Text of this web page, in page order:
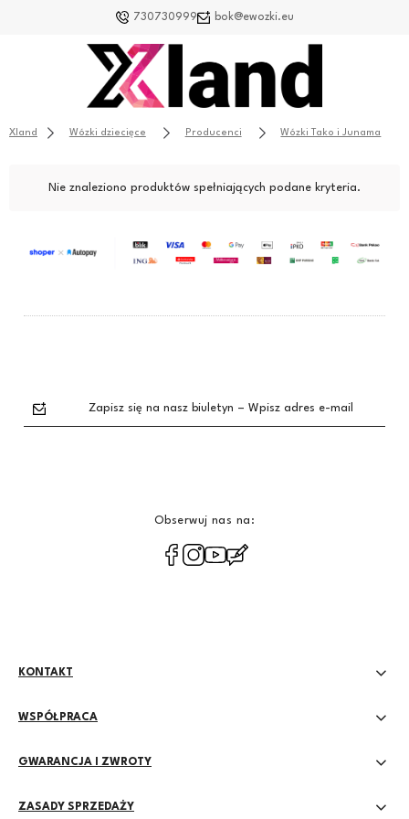
730730999 bok@ewozki.eu
Xland Wózki dziecięce Producenci Wózki Tako i Junama
Nie znaleziono produktów spełniających podane kryteria.
Zapisz się na nasz biuletyn – Wpisz adres e-mail
Obserwuj nas na:
KONTAKT
WSPÓŁPRACA
GWARANCJA I ZWROTY
ZASADY SPRZEDAŻY